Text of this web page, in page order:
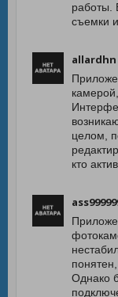
работы.
съемки
allardhn
целом,
кто
Однако